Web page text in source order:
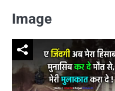
Image